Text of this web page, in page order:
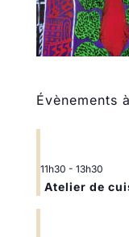
Évènements
11h30 - 13h30
Atelier de